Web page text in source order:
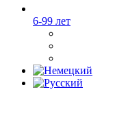
6-99 лет